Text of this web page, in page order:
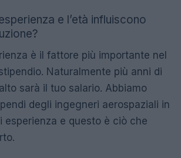
e l’età influiscono
è il fattore più importante nel
Naturalmente più anni di
sarà il tuo salario. Abbiamo
degli ingegneri aerospaziali in
esperienza e questo è ciò che